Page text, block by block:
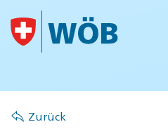
Skip to main content
Zurück